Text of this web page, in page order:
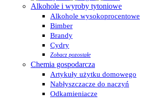
Alkohole i wyroby tytoniowe
Alkohole wysokoprocentowe
Bimber
Brandy
Cydry
Zobacz pozostałe
Chemia gospodarcza
Artykuły użytku domowego
Nabłyszczacze do naczyń
Odkamieniacze